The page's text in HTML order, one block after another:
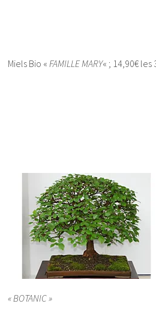
Miels Bio «FAMILLE MARY« ; 14,90€ les
« BOTANIC »